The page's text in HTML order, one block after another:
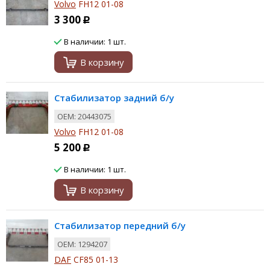
Volvo FH12 01-08
3 300 Р
В наличии: 1 шт.
В корзину
Стабилизатор задний б/у
ОЕМ: 20443075
Volvo FH12 01-08
5 200 Р
В наличии: 1 шт.
В корзину
Стабилизатор передний б/у
ОЕМ: 1294207
DAF CF85 01-13